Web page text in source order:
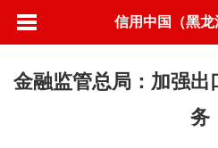
信用中国（黑龙
金融监管总局：加强出
务